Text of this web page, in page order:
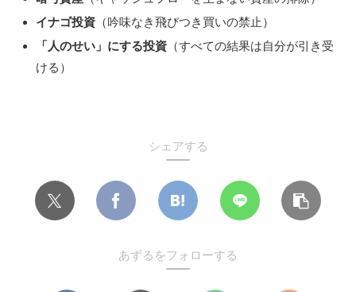
イナゴ投資 （吟味なき飛びつき買いの禁止）
「人のせい」にする投資 （すべての結果は自分が引き受
ける）
シェアする
あずるをフォローする